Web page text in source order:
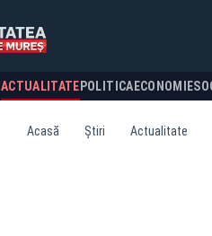
ACTUALITATE POLITICA ECONOMIE
Acasă Știri Actualitate